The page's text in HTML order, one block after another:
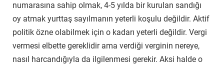
numarasına sahip olmak, 4-5 yılda bir kurulan sandığı
oy atmak yurttaş sayılmanın yeterli koşulu değildir. Aktif
politik özne olabilmek için o kadarı yeterli değildir. Vergi
vermesi elbette gereklidir ama verdiği verginin nereye,
nasıl harcandığıyla da ilgilenmesi gerekir. Aksi halde o